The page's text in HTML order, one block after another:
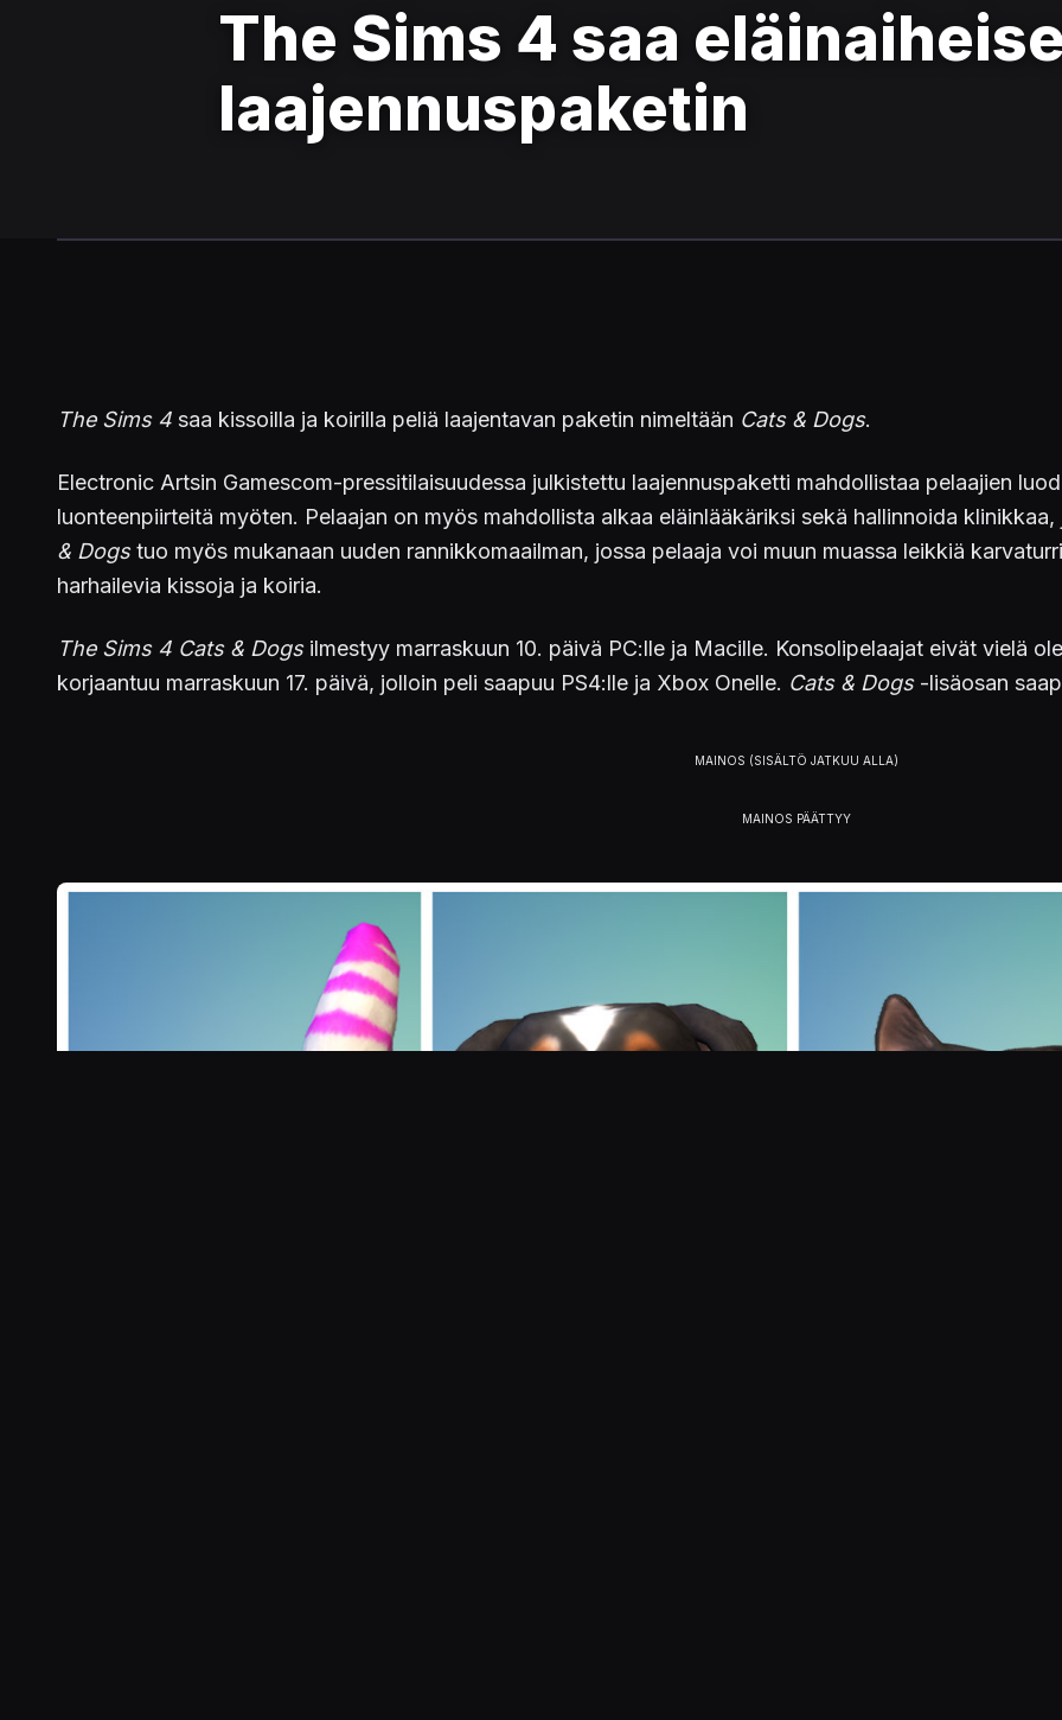
The Sims 4 saa
laajennuspaketin
The Sims 4 saa kissoilla ja koirilla peliä laajentavan paketin nimeltään Cats & Dogs.
Electronic Artsin Gamescom-pressitilaisuudessa julkistettu laajennuspaketti mahdollistaa pelaajien
luonteenpiirteitä myöten. Pelaajan on myös mahdollista alkaa eläinlääkäriksi sekä hallinnoida
& Dogstuo myös mukanaan uuden rannikkomaailman, jossa pelaaja voi muun muassa leikkiä
harhailevia kissoja ja koiria.
The Sims 4 Cats & Dogsilmestyy marraskuun 10. päivä PC:lle ja Macille. Konsolipelaajat eivät vielä
korjaantuu marraskuun 17. päivä, jolloin peli saapuu PS4:lle ja Xbox Onelle. Cats & Dogs-lisäosan